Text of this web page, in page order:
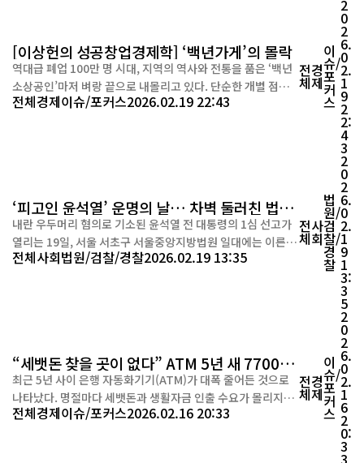
[이상헌의 성공창업경제학] ‘백년가게’의 몰락
역대급 폐업 100만 명 시대, 지역의 역사와 전통을 품은 ‘백년
소상공인’마저 벼랑 끝으로 내몰리고 있다. 단순한 개별 점포
의 위기를 넘어 상권 전체의 붕괴를 막기 위한 실질적 정책 전
전체경제이슈/포커스2026.02.19 22:43
전
체
경
제
이
슈/
포
커
스
2
0
2
6.
0
2.
1
9
2
2:
4
3
‘피고인 윤석열’ 운명의 날… 차벽 둘러친 법원
앞 지지자 속속 집결
내란 우두머리 혐의로 기소된 윤석열 전 대통령의 1심 선고가
열리는 19일, 서울 서초구 서울중앙지방법원 일대에는 이른 아
침부터 팽팽한 긴장감이 감돌았다. 경찰은 만일의 사태에 대비
전체사회법원/검찰/경찰2026.02.19 13:35
전
체
사
회
법
원/
검
찰/
경
찰
2
0
2
6.
0
2.
1
9
1
3:
3
5
“세뱃돈 찾을 곳이 없다” ATM 5년 새 7700대
증발
최근 5년 사이 은행 자동화기기(ATM)가 대폭 줄어든 것으로
나타났다. 명절마다 세뱃돈과 생활자금 인출 수요가 몰리지만,
현금 접근성은 오히려 낮아지고 있다는 지적이 나온다. 국회 자
전체경제이슈/포커스2026.02.16 20:33
전
체
경
제
이
슈/
포
커
스
2
0
2
6.
0
2.
1
6
2
0:
3
3